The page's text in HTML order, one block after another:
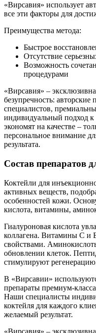
«Вирсавия» использует
все эти факторы для
Преимущества метода:
Быстрое
Отсутствие
Возможность
процедурами
«Вирсавия» –
безупречность:
специалистов,
индивидуальный подход к
экономят на качестве –
персональное внимание
результата.
Состав препаратов
Коктейли для
активных веществ,
особенностей кожи.
кислота, витамины,
Гиалуроновая кислота
коллагена. Витамины С и
свойствами.
обновлении клеток.
стимулируют
В «Вирсавии»
препараты премиум-
Наши специалисты
коктейля для каждого
желаемый результат.
«Вирсавия» –